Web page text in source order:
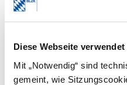
Diese Webseite
Mit „Notwendig“ sind
gemeint, wie
Ausbildung in
Kurz gesagt: Sie
maßgeblich
die Motivation und
berufliche